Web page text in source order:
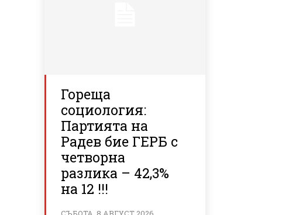
Гореща
социология:
Партията на
Радев бие ГЕРБ с
четворна
разлика – 42,3%
на 12 !!!